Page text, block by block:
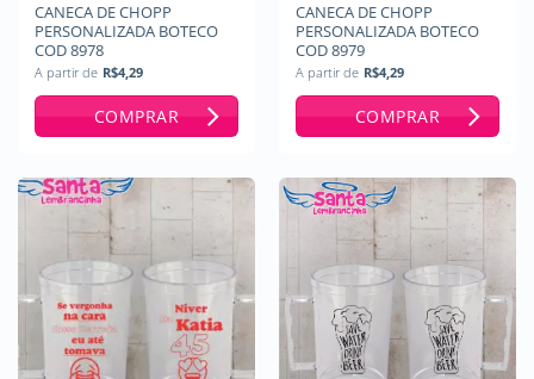
CANECA DE CHOPP
PERSONALIZADA BOTECO
COD 8978
A partir de R$4,29
COMPRAR
CANECA DE CHOPP
PERSONALIZADA BOTECO
COD 8979
A partir de R$4,29
COMPRAR